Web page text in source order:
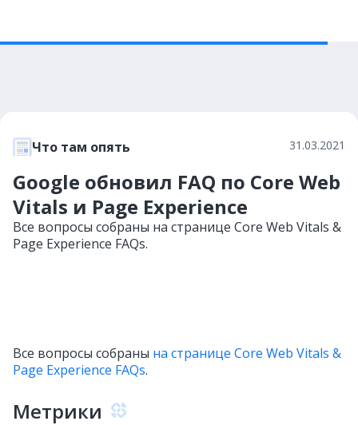
Что там опять 31.03.2021
Google обновил FAQ по Core Web
Vitals и Page Experience
Все вопросы собраны на странице Core Web Vitals &
Page Experience FAQs.
Все вопросы собраны на странице Core Web Vitals &
Page Experience FAQs.
Метрики